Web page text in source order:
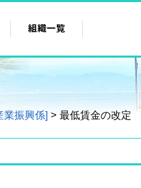
業振興係] > 最低賃金の改定